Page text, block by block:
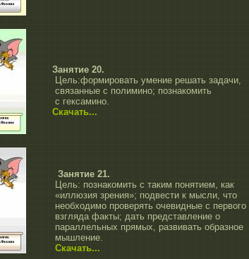
Занятие 20.
Цель:формировать умение решать задачи,
связанные с полимино; познакомить
с гексамино.
Скачать...
Занятие 21.
Цель: познакомить с таким понятием, как
«иллюзия зрения»; подвести к мысли, что
необходимо проверять очевидные с первого
взгляда факты; дать представление о
параллельных прямых, развивать образное
мышление.
Скачать...